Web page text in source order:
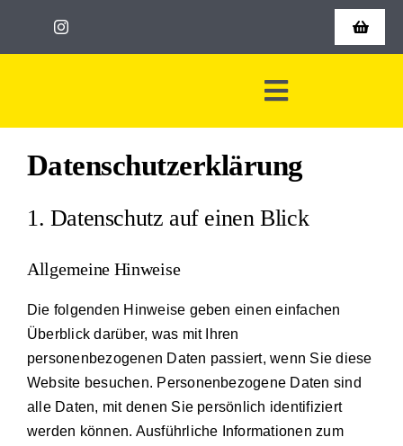
Toggle
Kasse
AGB
Toggle
Navigation
Start
Über uns
Kontakt
Datenschutz­erklärung
1. Datenschutz auf einen Blick
Allgemeine Hinweise
Die folgenden Hinweise geben einen einfachen
Überblick darüber, was mit Ihren
personenbezogenen Daten passiert, wenn Sie diese
Website besuchen. Personenbezogene Daten sind
alle Daten, mit denen Sie persönlich identifiziert
werden können. Ausführliche Informationen zum